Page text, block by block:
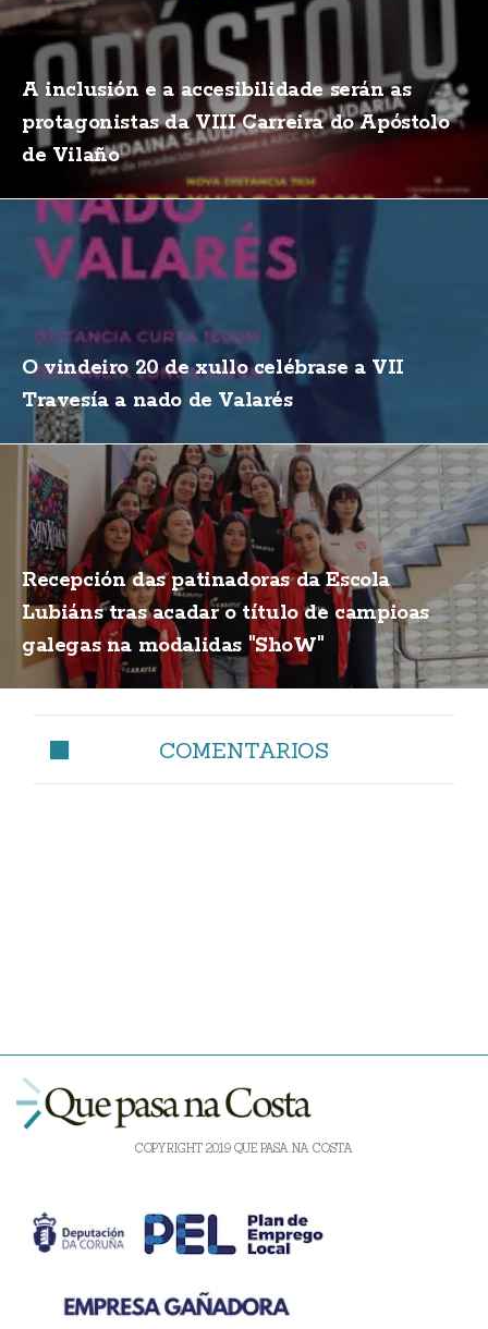
A inclusión e a accesibilidade serán as
protagonistas da VIII Carreira do Apóstolo
de Vilaño
O vindeiro 20 de xullo celébrase a VII
Travesía a nado de Valarés
Recepción das patinadoras da Escola
Lubiáns tras acadar o título de campioas
galegas na modalidas "ShoW"
COMENTARIOS
COPYRIGHT 2019 QUE PASA NA COSTA